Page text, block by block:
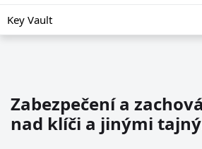
Key Vault
Zabezpečení a
nad klíči a jinými